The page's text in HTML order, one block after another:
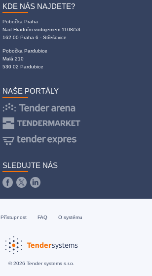
KDE NÁS NAJDETE?
Pobočka Praha
Nad Hradním vodojemem 1108/53
162 00 Praha 6 - Střešovice
Pobočka Pardubice
Malá 210
530 02 Pardubice
NAŠE PORTÁLY
SLEDUJTE NÁS
Přístupnost FAQ O systému
© 2026 Tender systems s.r.o.